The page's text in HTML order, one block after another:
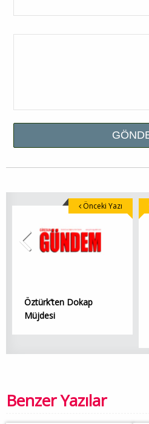
Öztürk’ten Dokap
Müjdesi
Önceki Yazı
Benzer Yazılar